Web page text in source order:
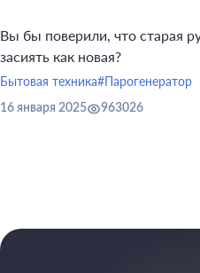
Вы бы поверили, что старая
засиять как новая?
Бытовая техника#Парогенератор
16 января 2025 963026